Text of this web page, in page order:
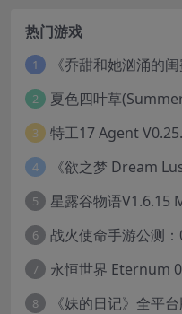
热门游戏
1
2
3
4
5
6
7
8